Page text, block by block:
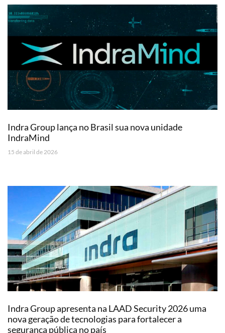
Indra Group lança no Brasil sua nova unidade
IndraMind
15 de abril de 2026
Indra Group apresenta na LAAD Security 2026 uma
nova geração de tecnologias para fortalecer a
segurança pública no país